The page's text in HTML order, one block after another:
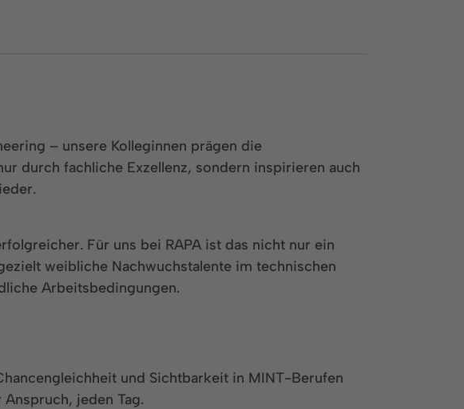
– unsere Kolleginnen prägen die
durch fachliche Exzellenz, sondern inspirieren auch
Für uns bei RAPA ist das nicht nur ein
weibliche Nachwuchstalente im technischen
Arbeitsbedingungen.
und Sichtbarkeit in MINT-Berufen
jeden Tag.